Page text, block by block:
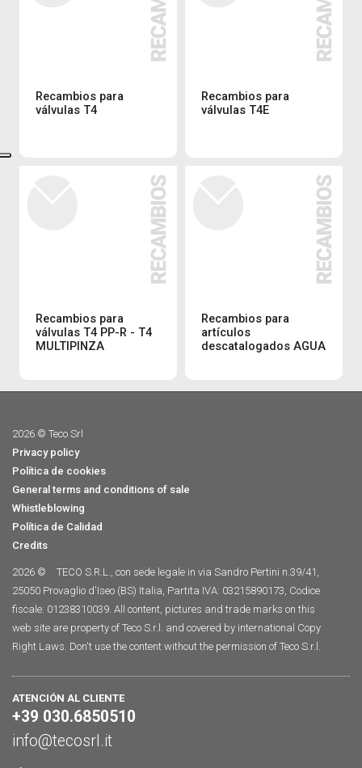
Recambios para
válvulas T4
Recambios para
válvulas T4E
Recambios para
válvulas T4 PP-R - T4
MULTIPINZA
Recambios para
artículos
descatalogados AGUA
2026 © Teco Srl
Privacy policy
Política de cookies
General terms and conditions of sale
Whistleblowing
Política de Calidad
Credits
2026 ©
TECO S.R.L., con sede legale in via Sandro Pertini n.39/41,
25050 Provaglio d'Iseo (BS) Italia, Partita IVA: 03215890173, Codice
fiscale: 01238310039. All content, pictures and trade marks on this
web site are property of Teco S.r.l. and covered by international Copy
Right Laws. Don't use the content without the permission of Teco S.r.l.
ATENCIÓN AL CLIENTE
+39 030.6850510
info@tecosrl.it